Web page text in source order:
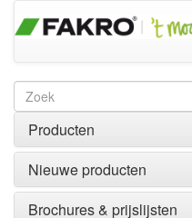
Producten
Nieuwe producten
Brochures & prijslijsten